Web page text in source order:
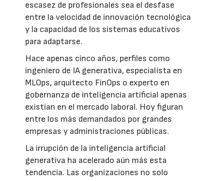
escasez de profesionales sea el desfase
entre la velocidad de innovación tecnológica
y la capacidad de los sistemas educativos
para adaptarse.
Hace apenas cinco años, perfiles como
ingeniero de IA generativa, especialista en
MLOps, arquitecto FinOps o experto en
gobernanza de inteligencia artificial apenas
existían en el mercado laboral. Hoy figuran
entre los más demandados por grandes
empresas y administraciones públicas.
La irrupción de la inteligencia artificial
generativa ha acelerado aún más esta
tendencia. Las organizaciones no solo